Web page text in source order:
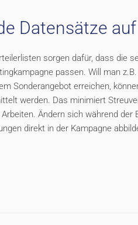
Datensätze
sorgen dafür, dass die
passen. Will man
Sonderangebot erreichen,
werden. Das minimiert
Ändern sich während der
direkt in der Kampagne